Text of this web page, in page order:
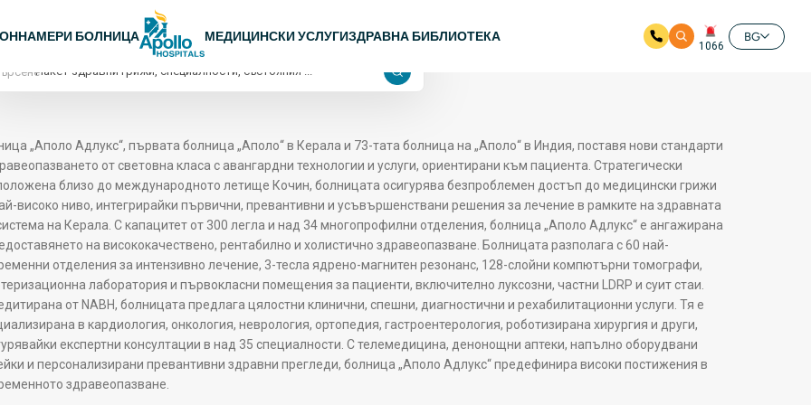
навигация
НАМЕРИ БОЛНИЦА МЕДИЦИНСКИ УСЛУГИЗДРАВНА БИБЛИОТЕКА
1066
BG
4.7 оценки от Google
24/7
„Аполо Адлукс“, първата болница „Аполо“ в Керала и 73-тата болница на „Аполо“ в Индия, поставя нови стандарти
от световна класа с авангардни технологии и услуги, ориентирани към пациента. Стратегически
близо до международното летище Кочин, болницата осигурява безпроблемен достъп до медицински грижи
високо ниво, интегрирайки първични, превантивни и усъвършенствани решения за лечение в рамките на здравната
на Керала. С капацитет от 300 легла и над 34 многопрофилни отделения, болница „Аполо Адлукс“ е ангажирана
на висококачествено, рентабилно и холистично здравеопазване. Болницата разполага с 60 най-
отделения за интензивно лечение, 3-тесла ядрено-магнитен резонанс, 128-слойни компютърни томографи,
лаборатория и първокласни помещения за пациенти, включително луксозни, частни LDRP и суит стаи.
от NABH, болницата предлага цялостни клинични, спешни, диагностични и рехабилитационни услуги. Тя е
в кардиология, онкология, неврология, ортопедия, гастроентерология, роботизирана хирургия и други,
експертни консултации в над 35 специалности. С телемедицина, денонощни аптеки, напълно оборудвани
и персонализирани превантивни здравни прегледи, болница „Аполо Адлукс“ предефинира високи постижения в
здравеопазване.